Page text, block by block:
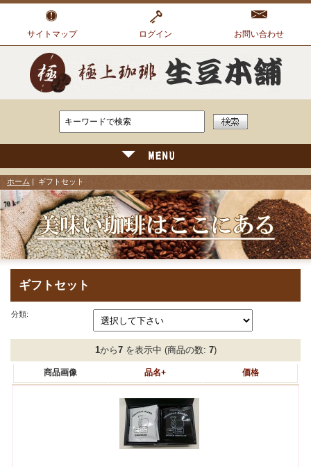
サイトマップ ログイン お問い合わせ
ホーム | ギフトセット
ギフトセット
分類:
1から7を表示中 (商品の数: 7)
商品画像 品名+ 価格